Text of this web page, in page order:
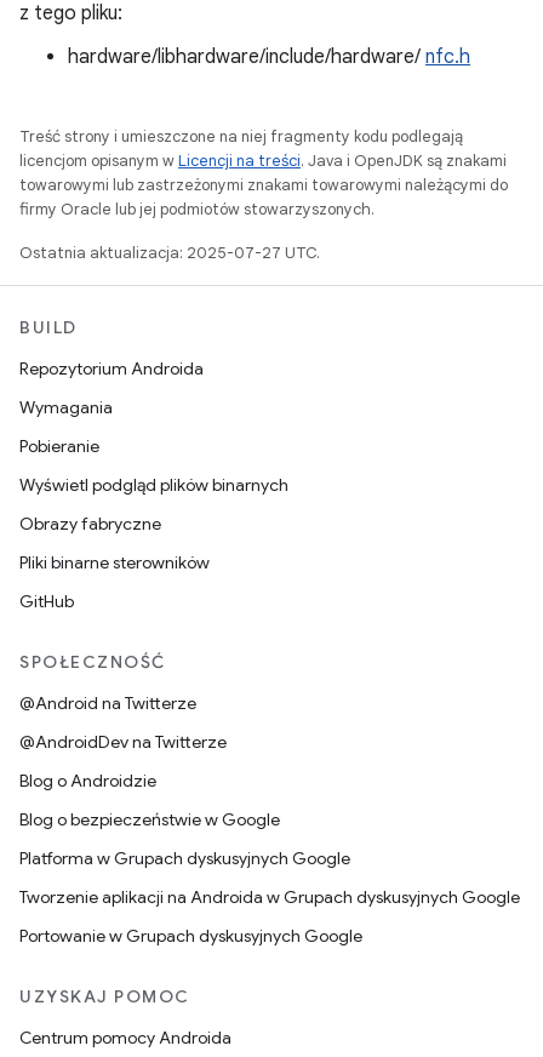
z tego pliku:
hardware/libhardware/include/hardware/ nfc.h
Treść strony i umieszczone na niej fragmenty kodu podlegają
licencjom opisanym wLicencji na treści. Java i OpenJDK są znakami
towarowymi lub zastrzeżonymi znakami towarowymi należącymi do
firmy Oracle lub jej podmiotów stowarzyszonych.
Ostatnia aktualizacja: 2025-07-27 UTC.
BUILD
Repozytorium Androida
Wymagania
Pobieranie
Wyświetl podgląd plików binarnych
Obrazy fabryczne
Pliki binarne sterowników
GitHub
SPOŁECZNOŚĆ
@Android na Twitterze
@AndroidDev na Twitterze
Blog o Androidzie
Blog o bezpieczeństwie w Google
Platforma w Grupach dyskusyjnych Google
Tworzenie aplikacji na Androida w Grupach dyskusyjnych Google
Portowanie w Grupach dyskusyjnych Google
UZYSKAJ POMOC
Centrum pomocy Androida